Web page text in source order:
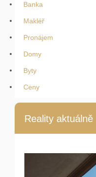
Banka
Makléř
Pronájem
Domy
Byty
Ceny
Reality aktuálně